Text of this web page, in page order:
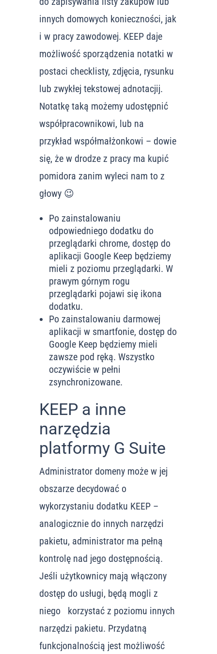
innych domowych konieczności, jak
i w pracy zawodowej. KEEP daje
możliwość sporządzenia notatki w
postaci checklisty, zdjęcia, rysunku
lub zwykłej tekstowej adnotacjij.
Notatkę taką możemy udostępnić
współpracownikowi, lub na
przykład współmałżonkowi – dowie
się, że w drodze z pracy ma kupić
pomidora zanim wyleci nam to z
głowy 😉
Po zainstalowaniu
odpowiedniego dodatku do
przeglądarki chrome, dostęp do
aplikacji Google Keep będziemy
mieli z poziomu przeglądarki. W
prawym górnym rogu
przeglądarki pojawi się ikona
dodatku.
Po zainstalowaniu darmowej
aplikacji w smartfonie, dostęp do
Google Keep będziemy mieli
zawsze pod ręką. Wszystko
oczywiście w pełni
zsynchronizowane.
KEEP a inne
narzędzia
platformy G Suite
Administrator domeny może w jej
obszarze decydować o
wykorzystaniu dodatku KEEP –
analogicznie do innych narzędzi
pakietu, administrator ma pełną
kontrolę nad jego dostępnością.
Jeśli użytkownicy mają włączony
dostęp do usługi, będą mogli z
niego korzystać z poziomu innych
narzędzi pakietu. Przydatną
funkcjonalnością jest możliwość